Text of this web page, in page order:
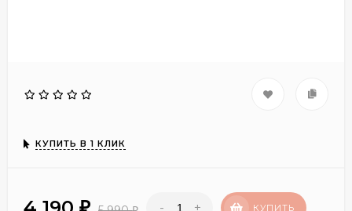
КУПИТЬ В 1 КЛИК
₽ - + КУПИТЬ